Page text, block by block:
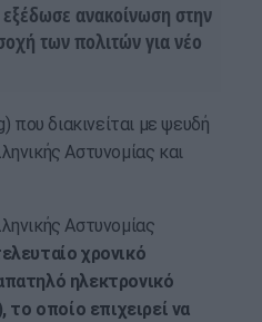
ανακοίνωση στην
των πολιτών για νέο
που διακινείται με ψευδή
Αστυνομίας και
Αστυνομίας
χρονικό
ηλεκτρονικό
οποίο επιχειρεί να